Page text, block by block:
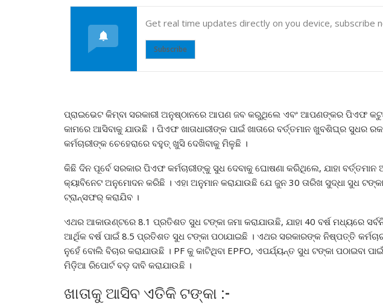
Get real time updates directly on you device, subscribe
Subscribe
ପ୍ରାଇଭେଟ କିମ୍ବା ସରକାରୀ ଅନୁଷ୍ଠାନରେ ଆପଣ ଜବ କରୁଥିଲେ ଏବଂ ଆପଣଙ୍କର ପିଏଫ
କାମରେ ଆସିବାକୁ ଯାଉଛି । ପିଏଫ ଖାତାଧାରୀଙ୍କ ପାଇଁ ଖାତାରେ ବର୍ତ୍ତମାନ ଖୁବଶିଘ୍ର ସୁଧର
କର୍ମଚାରୀଙ୍କ ଚେହେରାରେ ବହୁତ୍ ଖୁସି ଦେଖିବାକୁ ମିଳୁଛି ।
କିଛି ଦିନ ପୂର୍ବେ ସରକାର ପିଏଫ କର୍ମଚାରୀଙ୍କୁ ସୁଧ ଦେବାକୁ ଘୋଷଣା କରିଥିଲେ, ଯାହା
କ୍ୟାବିନେଟ ଅନୁମୋଦନ କରିଛି । ଏହା ଅନୁମାନ କରାଯାଉଛି ଯେ ଜୁନ 30 ତାରିଖ ସୁଦ୍ଧା ସୁଧ
ଟ୍ରାନ୍ସଫର୍ କରାଯିବ ।
ଏଥର ଆକାଉଣ୍ଟରେ 8.1 ପ୍ରତିଶତ ସୁଧ ଟଙ୍କା ଜମା କରାଯାଉଛି, ଯାହା 40 ବର୍ଷ ମଧ୍ୟରେ
ଆର୍ଥିକ ବର୍ଷ ପାଇଁ 8.5 ପ୍ରତିଶତ ସୁଧ ଟଙ୍କା ପଠାଯାଇଛି । ଏଥର ସରକାରଙ୍କ ନିଷ୍ପତ୍ତି
ନୁହେଁ ବୋଲି ବିଚାର କରାଯାଉଛି । PF କୁ କାଟିଥିବା EPFO, ଏପର୍ଯ୍ୟନ୍ତ ସୁଧ ଟଙ୍କା ପଠାଇବା
ମିଡ଼ିଆ ରିପୋର୍ଟ ବଡ଼ ଦାବି କରାଯାଉଛି ।
ଖାତାକୁ ଆସିବ ଏତିକି ଟଙ୍କା :-